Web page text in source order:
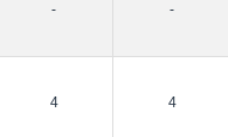
- -
4 4